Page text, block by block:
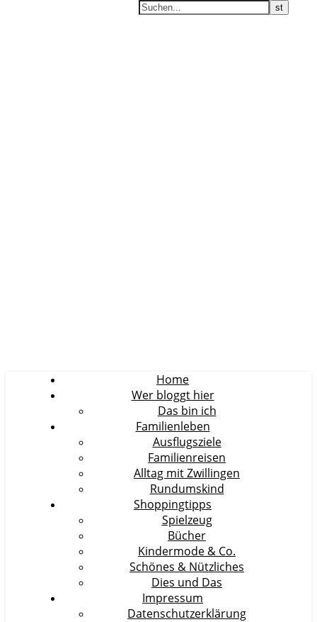
Home
Wer bloggt hier
Das bin ich
Familienleben
Ausflugsziele
Familienreisen
Alltag mit Zwillingen
Rundumskind
Shoppingtipps
Spielzeug
Bücher
Kindermode & Co.
Schönes & Nützliches
Dies und Das
Impressum
Datenschutzerklärung